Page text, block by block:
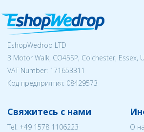
EshopWedrop LTD
3 Motor Walk, CO45SP, Colchester, Essex,
VAT Number: 171653311
Код предприятия: 08429573
Свяжитесь с нами
Tel: +49 1578 1106223
О